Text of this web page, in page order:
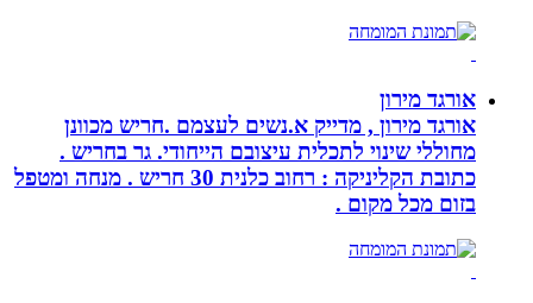
אורגד מירון
אורגד מירון , מדייק א.נשים לעצמם .חריש מכוונן
מחוללי שינוי לתכלית עיצובם הייחודי. גר בחריש .
כתובת הקליניקה : רחוב כלנית 30 חריש . מנחה ומטפל
בזום מכל מקום .